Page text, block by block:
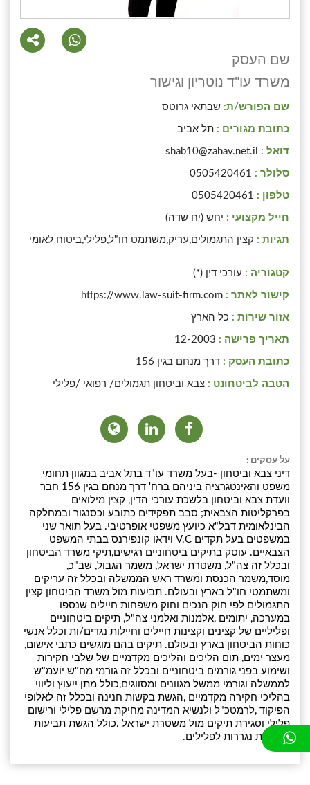
שם העסק
משרד עו"ד נוטריון וגישור
שם הפורש/ת: שבתאי גרוטס
כתובת מגורים : תל אביב
דואל : shab10@zahav.net.il
סלולר : 0505420461
טלפון : 0505420461
חייל מקצועי : יחש (יח שדה)
תגיות : קצין התגמולים,עריק,משתמט חו"ל,פלילי,ביטוח לאומי
קטגוריה : עורכי דין (*)
קישור לאתר : https://www.law-suit-firm.com
אזור שירות : כל הארץ
תאריך פרישה : 12-2003
כתובת העסק : דרך מנחם בגין 156
הטבה לביטחונט : צבא וביטחון תגמולים/ רפואי /פלילי
על עסקים :
דיני צבא וביטחון -בעל משרד עו"ד בתל אביב במגוון תחומי
משפט והאינטגרציה ביניהם ברח' דרך מנחם בגין 156 חבר
וועדת צבא וביטחון בלשכת עורכי הדין, קצין מילואים
בפרקליטות הצבאית; סבב תפקידים כתובע וכסנגור ובמחלקה
הבינלאומית דבל"א כיועץ משפטי אופרטיבי. בעל תואר שני
במשפטים בעל תקדים V.C וידאו קונפירנס בבתי המשפט
הצבאיים. עוסק בתיקים ביטחוניים רגישים,תיקי משרד הביטחון
ובכלל זה צה"ל, משטרת ישראל, משמר הגבול, שב"כ,
מוסד,משמר הכנסת ומשרד ראש הממשלה ובכלל זה עריקים
ומשתמטי חו"ל בארץ ובעולם. תביעות מול משרד הביטחון קצין
התגמולים לפי חוק הנכים וחוק משפחות חיילים שנספו
במערכה, יתומים ,אלמנות ואלמני צה"ל, תיקים ביטחוניים
ופליליים של קצינים וקצינות חיילים וחיילות נגדים/ות וכלל אנשי
כוחות הביטחון בארץ ובעולם. תיקים בהם מוגשים כתבי אישום,
מעצר ימים, תום הליכים והליכים מקדמיים של שלבי חקירות
ושימוע בפני גורמים ביטחוניים ובכלל זה גורמי מח"ש יועמ"ש
לממשלה וגורמי ממשל מגוונים ומסווגים,כולל מתן ייעוץ וליווי
בהליכי חקירה מקדמיים ,הגשת בקשות חנינה ובכלל זה לאלופי
הפיקוד ,לרמטכ"ל ולנשיא המדינה מחיקת מרשם פלילי ורישום
פלילי וסגירת תיקים מול משטרת ישראל .כולל הגשת תביעות
אזרחיות נגררות לפלילים.